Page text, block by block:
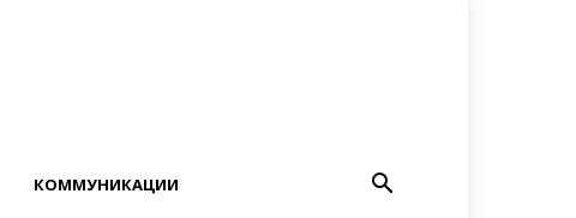
КОММУНИКАЦИИ